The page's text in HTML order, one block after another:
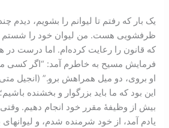
یک بار که رفتم تا لیوانم را بشویم، دیدم
ظرفشویی هست. من لیوان خود را شستم و
که قانون را رعایت کرده‌ام. اما درست در
فرمایش مسیح به خاطرم آمد: “اگر کسی
این بود که ما باید بزرگوار و بخشنده
بیش از وظیفۀ مقرر خود انجام دهیم.
یادم آمد، از خود شرمنده شدم، و